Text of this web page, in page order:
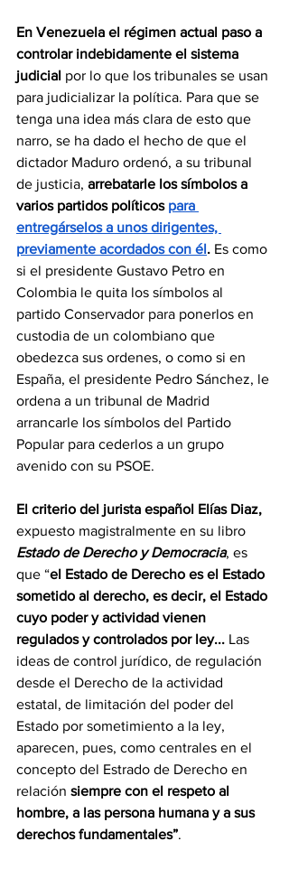
En Venezuela el régimen actual paso a
controlar indebidamente el sistema
judicial por lo que los tribunales se usan
para judicializar la política. Para que se
tenga una idea más clara de esto que
narro, se ha dado el hecho de que el
dictador Maduro ordenó, a su tribunal
de justicia, arrebatarle los símbolos a
varios partidos políticos para
entregárselos a unos dirigentes,
previamente acordados con él. Es como
si el presidente Gustavo Petro en
Colombia le quita los símbolos al
partido Conservador para ponerlos en
custodia de un colombiano que
obedezca sus ordenes, o como si en
España, el presidente Pedro Sánchez, le
ordena a un tribunal de Madrid
arrancarle los símbolos del Partido
Popular para cederlos a un grupo
avenido con su PSOE.
El criterio del jurista español Elías Diaz,
expuesto magistralmente en su libro
Estado de Derecho y Democracia, es
que “el Estado de Derecho es el Estado
sometido al derecho, es decir, el Estado
cuyo poder y actividad vienen
regulados y controlados por ley... Las
ideas de control jurídico, de regulación
desde el Derecho de la actividad
estatal, de limitación del poder del
Estado por sometimiento a la ley,
aparecen, pues, como centrales en el
concepto del Estrado de Derecho en
relación siempre con el respeto al
hombre, a las persona humana y a sus
derechos fundamentales”.